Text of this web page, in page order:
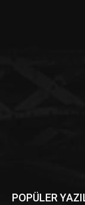
POPÜLER